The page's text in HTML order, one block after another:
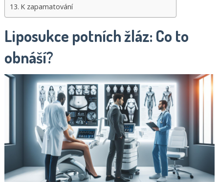
K zapamatování
Liposukce potních žláz: Co to
obnáší?